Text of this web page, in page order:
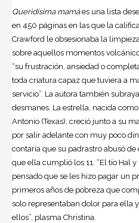
Queridísima mamáes una lista
en 450 páginas en las que la
Crawford le obsesionaba la
sobre aquellos momentos
“su frustración, ansiedad o
toda criatura capaz que tuviera a
servicio”. La autora también
desmanes. La estrella, nacida
Antonio (Texas), creció junto a su
por salir adelante con muy poco
contaría que su padrastro abusó
que ella cumplió los 11. “El tío Hal
pensado que se les hizo pagar un
primeros años de pobreza que
solo representaban dolor para ella
ellos”, plasma Christina.